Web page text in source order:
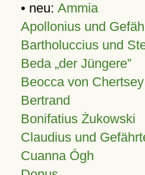
• neu: Ammia
Apollonius und
Bartholuccius und
Beda „der Jüngere”
Beocca von
Bertrand
Bonifatius Żukowski
Claudius und
Cuanna Ógh